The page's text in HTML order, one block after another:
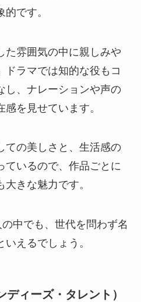
です。
た雰囲気の中に親しみや
ドラマでは知的な役もコ
し、ナレーションや声の
を見せています。
ての美しさと、生活感の
ているので、作品ごとに
きな魅力です。
中でも、世代を問わず名
えるでしょう。
ィーズ・タレント）